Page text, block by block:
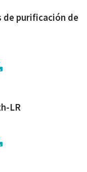
de purificación de
LR